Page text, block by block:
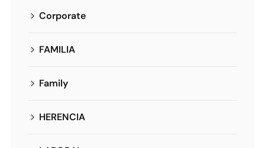
Corporate
FAMILIA
Family
HERENCIA